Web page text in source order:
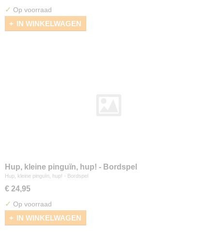
✓ Op voorraad
IN WINKELWAGEN
Hup, kleine pinguïn, hup! - Bordspel
Hup, kleine pinguïn, hup! - Bordspel
€ 24,95
✓ Op voorraad
IN WINKELWAGEN